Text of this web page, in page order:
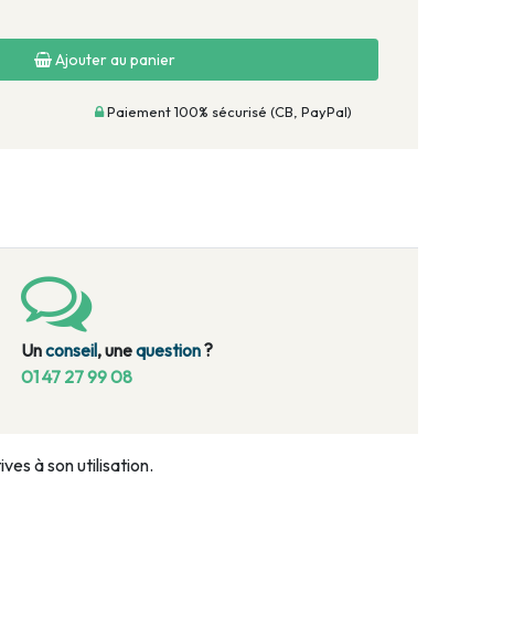
Ajouter au panier
Paiement 100% sécurisé (CB, PayPal)
Unconseil, unequestion?
01 47 27 99 08
à son utilisation.